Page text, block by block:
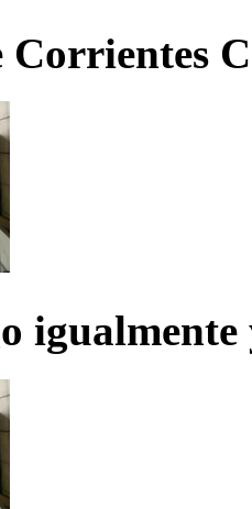
Corrientes
igualmente